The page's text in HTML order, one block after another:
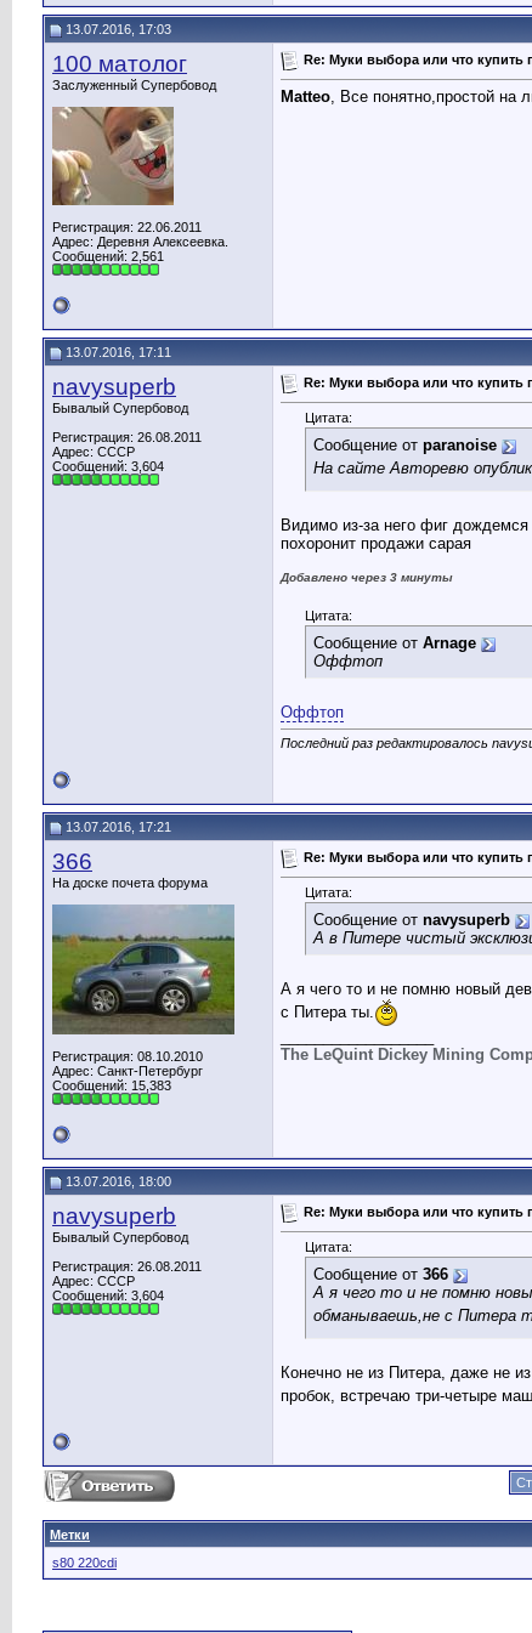
13.07.2016, 17:03
100 матолог
Заслуженный Супербовод
Регистрация: 22.06.2011
Адрес: Деревня Алексеевка.
Сообщений: 2,561
Re: Муки выбора или что купить
Matteo, Все понятно,простой на
13.07.2016, 17:11
navysuperb
Бывалый Супербовод
Регистрация: 26.08.2011
Адрес: СССР
Сообщений: 3,604
Re: Муки выбора или что купить
Цитата:
Сообщение от paranoise
На сайте Авторевю
Видимо из-за него фиг
похоронит продажи сарая
Добавлено через 3 минуты
Цитата:
Сообщение от Arnage
Оффтоп
Оффтоп
Последний раз редактировалось
13.07.2016, 17:21
366
На доске почета форума
Регистрация: 08.10.2010
Адрес: Санкт-Петербург
Сообщений: 15,383
Re: Муки выбора или что купить
Цитата:
Сообщение от navysuperb
А в Питере чистый
А я чего то и не помню новый
с Питера ты.
The LeQuint Dickey Mining
13.07.2016, 18:00
navysuperb
Бывалый Супербовод
Регистрация: 26.08.2011
Адрес: СССР
Сообщений: 3,604
Re: Муки выбора или что купить
Цитата:
Сообщение от 366
А я чего то и не помню
обманываешь,не с Питера
Конечно не из Питера, даже не
пробок, встречаю три-четыре
Метки
s80 220cdi